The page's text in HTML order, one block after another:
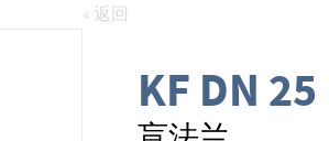
« 返回
KF DN 25